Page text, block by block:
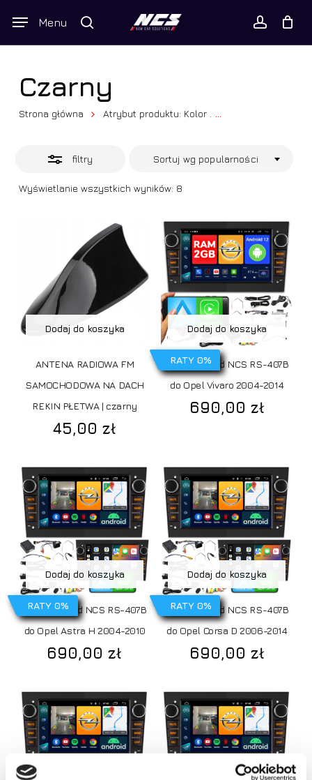
Wyszukiwarka
produktów
search account
Menu
Twój koszyk Close
Czarny
Strona główna Atrybut produktu: Kolor ...
filtry
Wyświetlanie wszystkich wyników: 8Posortowane
Sortuj wg popularności
Close
Dodaj do koszyka
ANTENA RADIOWA FM
SAMOCHODOWA NA DACH
REKIN PŁETWA | czarny
45,00 zł
RATY 0%
Dodaj do koszyka
Radio Android NCS RS-407B
do Opel Vivaro 2004-2014
690,00 zł
RATY 0%
Dodaj do koszyka
Radio Android NCS RS-407B
do Opel Astra H 2004-2010
690,00zł
RATY 0%
Dodaj do koszyka
Radio Android NCS RS-407B
do Opel Corsa D 2006-2014
690,00 zł